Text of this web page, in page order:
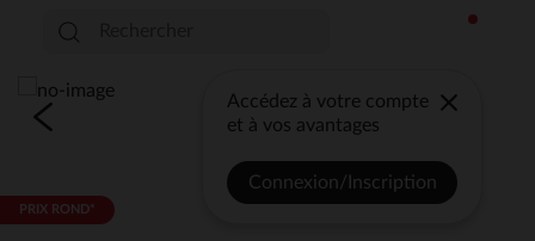
Accédez à votre compte
et à vos avantages
Connexion/Inscription
PRIX ROND*